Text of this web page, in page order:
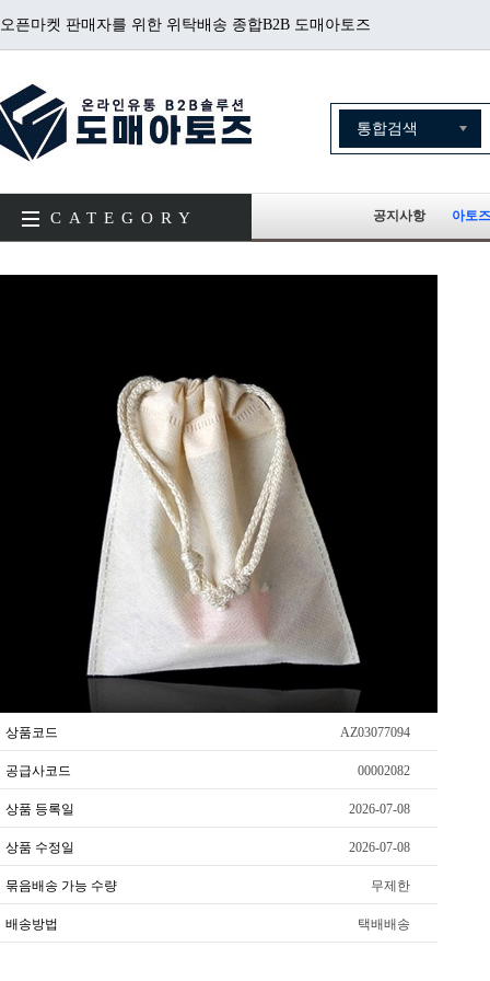
오픈마켓 판매자를 위한 위탁배송 종합B2B 도매아토즈
CATEGORY 공지사항 아토
상품코드 AZ03077094
공급사코드 00002082
상품 등록일 2026-07-08
상품 수정일 2026-07-08
묶음배송 가능 수량 무제한
배송방법 택배배송